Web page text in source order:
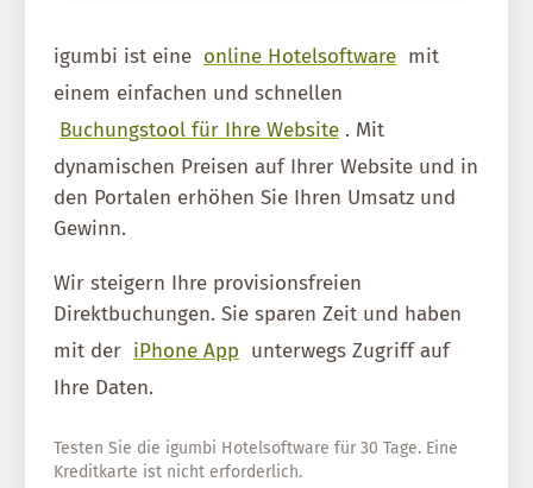
igumbi ist eine online Hotelsoftware mit
einem einfachen und schnellen
Buchungstool für Ihre Website . Mit
dynamischen Preisen auf Ihrer Website und in
den Portalen erhöhen Sie Ihren Umsatz und
Gewinn.
Wir steigern Ihre provisionsfreien
Direktbuchungen. Sie sparen Zeit und haben
mit der iPhone App unterwegs Zugriff auf
Ihre Daten.
Testen Sie die igumbi Hotelsoftware für 30 Tage. Eine
Kreditkarte ist nicht erforderlich.